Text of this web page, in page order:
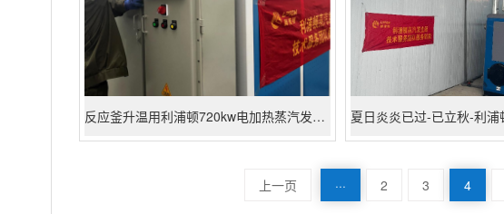
反应釜升温用利浦顿720kw电加热蒸汽发生器
上一页 ··· 2 3 4